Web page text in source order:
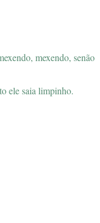
mexendo, senão
ele saia limpinho.